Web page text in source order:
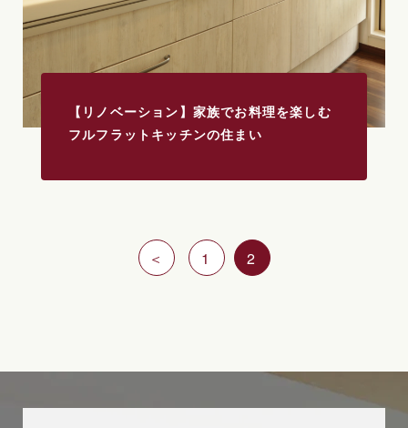
【リノベーション】家族でお料理を楽しむ
フルフラットキッチンの住まい
＜ 1 2